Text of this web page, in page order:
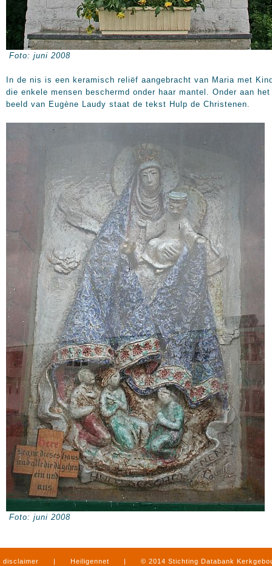
Foto: juni 2008
In de nis is een keramisch reliëf aangebracht van Maria met
die enkele mensen beschermd onder haar mantel. Onder aan het
beeld van Eugène Laudy staat de tekst Hulp de Christenen.
Foto: juni 2008
disclaimer | Heiligennet | © 2014 Stichting Databank